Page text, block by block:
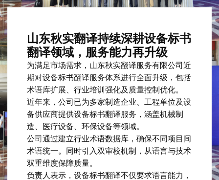
山东秋实翻译持续深耕设备标书
翻译领域，服务能力再升级
为满足市场需求，山东秋实翻译服务有限公司近
期对设备标书翻译服务体系进行全面升级，包括
术语库扩展、行业培训强化及质量控制优化。
近年来，公司已为多家制造企业、工程单位及设
备供应商提供设备标书翻译服务，涵盖机械制
造、医疗设备、环保设备等领域。
公司通过建立行业术语数据库，确保不同项目间
术语统一。同时引入双审校机制，从语言与技术
双重维度保障质量。
负责人表示，设备标书翻译不仅要求语言能力，